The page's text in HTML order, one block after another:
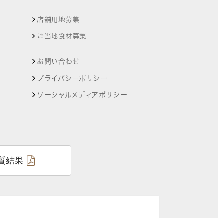
店舗用地募集
ご当地食材募集
お問い合わせ
プライバシーポリシー
ソーシャルメディアポリシー
結果